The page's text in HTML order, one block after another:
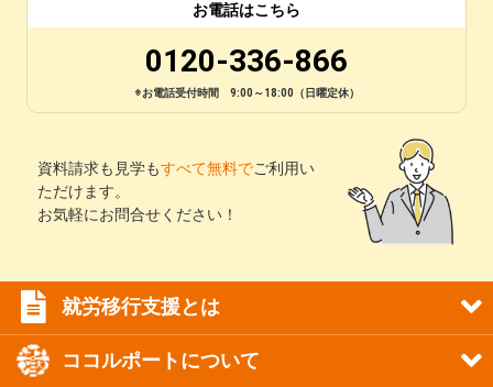
お電話はこちら
0120-336-866
※お電話受付時間 9:00～18:00（日曜定休）
資料請求も見学もすべて無料でご利用い
ただけます。
お気軽にお問合せください！
就労移行支援とは
ココルポートについて